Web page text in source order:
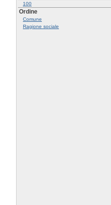
100
Ordine
Comune
Ragione sociale